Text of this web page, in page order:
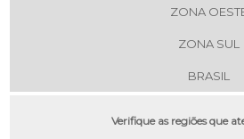
ZONA
ZONA SUL
BRASIL
Verifique as regiões que